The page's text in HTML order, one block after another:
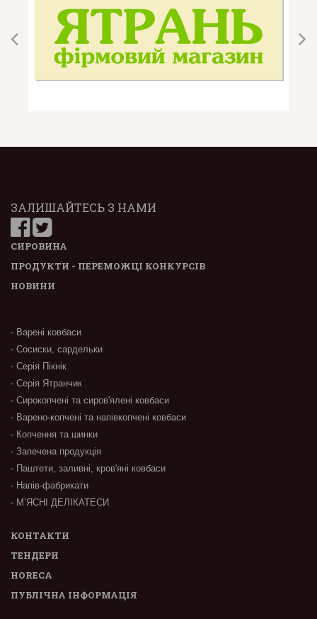
ЗАЛИШАЙТЕСЬ З НАМИ
СИРОВИНА
ПРОДУКТИ - ПЕРЕМОЖЦІ КОНКУРСІВ
НОВИНИ
- Варені ковбаси
- Сосиски, сардельки
- Серія Пікнік
- Серія Ятранчик
- Сирокопчені та сиров'ялені ковбаси
- Варено-копчені та напівкопчені ковбаси
- Копчення та шинки
- Запечена продукція
- Паштети, заливні, кров'яні ковбаси
- Напів-фабрикати
- М’ЯСНІ ДЕЛІКАТЕСИ
КОНТАКТИ
ТЕНДЕРИ
HORECA
ПУБЛІЧНА ІНФОРМАЦІЯ